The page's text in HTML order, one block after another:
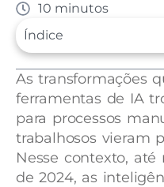
10 minutos
Índice
As transformações
ferramentas de IA
para processos
trabalhosos vieram
Nesse contexto, até
de 2024, as